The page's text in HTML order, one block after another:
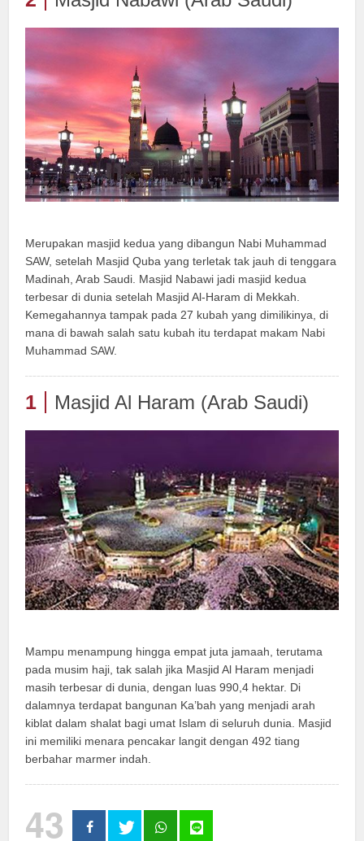
Merupakan masjid kedua yang dibangun Nabi Muhammad
SAW, setelah Masjid Quba yang terletak tak jauh di tenggara
Madinah, Arab Saudi. Masjid Nabawi jadi masjid kedua
terbesar di dunia setelah Masjid Al-Haram di Mekkah.
Kemegahannya tampak pada 27 kubah yang dimilikinya, di
mana di bawah salah satu kubah itu terdapat makam Nabi
Muhammad SAW.
1 Masjid Al Haram (Arab Saudi)
Mampu menampung hingga empat juta jamaah, terutama
pada musim haji, tak salah jika Masjid Al Haram menjadi
masih terbesar di dunia, dengan luas 990,4 hektar. Di
dalamnya terdapat bangunan Ka’bah yang menjadi arah
kiblat dalam shalat bagi umat Islam di seluruh dunia. Masjid
ini memiliki menara pencakar langit dengan 492 tiang
berbahar marmer indah.
43